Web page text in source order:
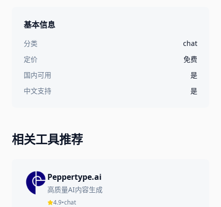
基本信息
分类
chat
定价
免费
国内可用
是
中文支持
是
相关工具推荐
Peppertype.ai
高质量AI内容生成
4.9•chat